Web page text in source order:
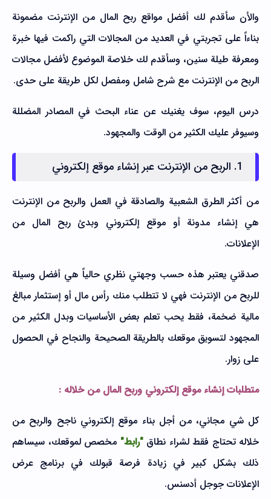
والأن سأقدم لك أفضل مواقع ربح المال من الإنترنت مضمونة
بناءاً على تجربتي في العديد من المجالات التي راكمت فيها خبرة
ومعرفة طيلة سنين، وسأقدم لك خلاصة الموضوع لأفضل مجالات
الربح من الإنترنت مع شرح شامل ومفصل لكل طريقة على حدى.
درس اليوم، سوف يغنيك عن عناء البحث في المصادر المضللة
وسيوفر عليك الكثير من الوقت والمجهود.
1. الربح من الإنترنت عبر إنشاء موقع إلكتروني
من أكثر الطرق الشعبية والصادقة في العمل والربح من الإنترنت
هي إنشاء مدونة أو موقع إلكتروني وبدئ ربح المال من
الإعلانات.
صدقني يعتبر هذه حسب وجهتي نظري حالياً هي أفضل وسيلة
للربح من الإنترنت فهي لا تتطلب منك رأس مال أو إستثمار مبالغ
مالية ضخمة، فقط يحب تعلم بعض الأساسيات وبدل الكثير من
المجهود لتسويق موقعك بالطريقة الصحيحة والنجاح في الحصول
على زوار.
متطلبات إنشاء موقع إلكتروني وربح المال من خلاله :
كل شي مجاني، من أجل بناء موقع إلكتروني ناجح والربح من
خلاله تحتاج فقط لشراء نطاق"رابط" مخصص لموقعك، سيساهم
ذلك بشكل كبير في زيادة فرصة قبولك في برنامج عرض
الإعلانات جوجل أدسنس.